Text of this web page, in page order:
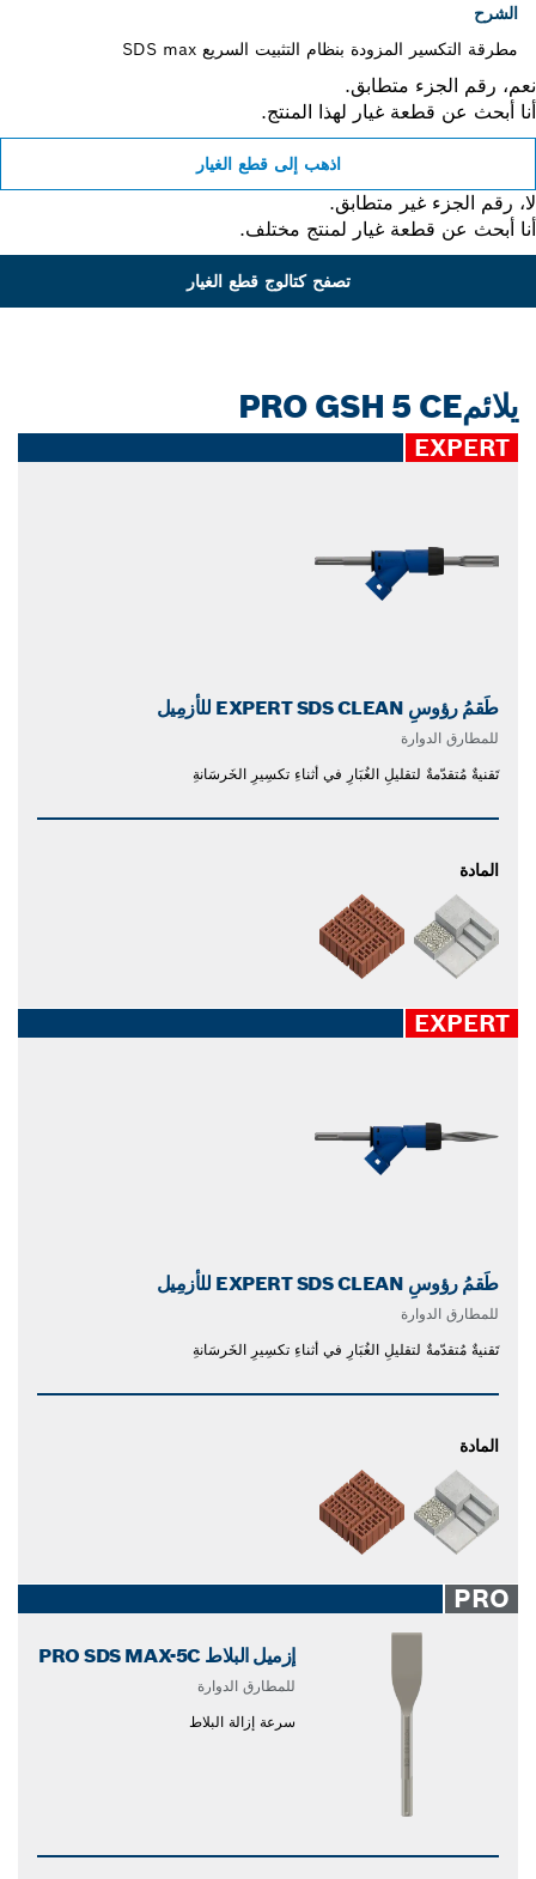
الشرح
مطرقة التكسير المزودة بنظام التثبيت السريع SDS max
رقم الجزء متطابق.
أبحث عن قطعة غيار لهذا المنتج.
اذهب إلى قطع الغيار
رقم الجزء غير متطابق.
أبحث عن قطعة غيار لمنتج مختلف.
تصفح كتالوج قطع الغيار
يلائمPRO GSH 5 CE
EXPERT
طَقمُ رؤوسِ EXPERT SDS CLEAN للأزمِيل
للمطارق الدوارة
تَقنيةٌ مُتقدّمةٌ لتقليلِ الغُبَارِ في أثناءِ تكسِيرِ الخَرسَانةِ
المادة
EXPERT
طَقمُ رؤوسِ EXPERT SDS CLEAN للأزمِيل
للمطارق الدوارة
تَقنيةٌ مُتقدّمةٌ لتقليلِ الغُبَارِ في أثناءِ تكسِيرِ الخَرسَانةِ
المادة
PRO
إزميل البلاط PRO SDS MAX-5C
للمطارق الدوارة
سرعة إزالة البلاط